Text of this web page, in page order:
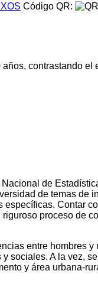
Código QR:
contrastando el
de
de temas de
Contar
proceso de
entre hombres
sociales. A la vez,
y área urbana-